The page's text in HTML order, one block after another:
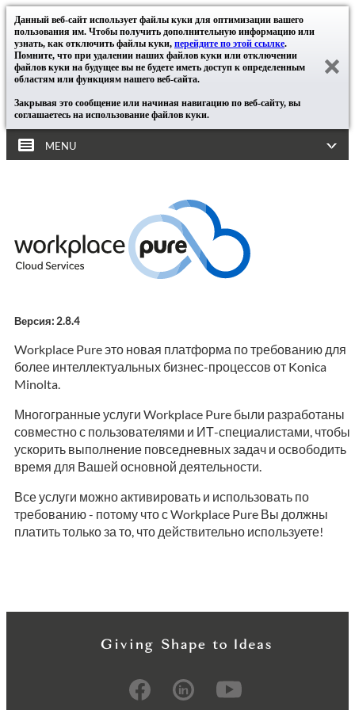
Данный веб-сайт использует файлы куки для оптимизации вашего
пользования им. Чтобы получить дополнительную информацию или
узнать, как отключить файлы куки, перейдите по этой ссылке.
Помните, что при удалении наших файлов куки или отключении
файлов куки на будущее вы не будете иметь доступ к определенным
областям или функциям нашего веб-сайта.
Закрывая это сообщение или начиная навигацию по веб-сайту, вы
соглашаетесь на использование файлов куки.
MENU
Версия: 2.8.4
Workplace Pure это новая платформа по требованию для
более интеллектуальных бизнес-процессов от Konica
Minolta.
Многогранные услуги Workplace Pure были разработаны
совместно с пользователями и ИТ-специалистами, чтобы
ускорить выполнение повседневных задач и освободить
время для Вашей основной деятельности.
Все услуги можно активировать и использовать по
требованию - потому что с Workplace Pure Вы должны
платить только за то, что действительно используете!